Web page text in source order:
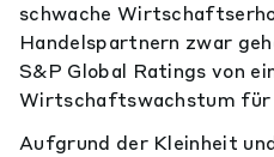
schwache
Handelspartnern zwar
S&P Global Ratings von
Wirtschaftswachstum für
Aufgrund der Kleinheit